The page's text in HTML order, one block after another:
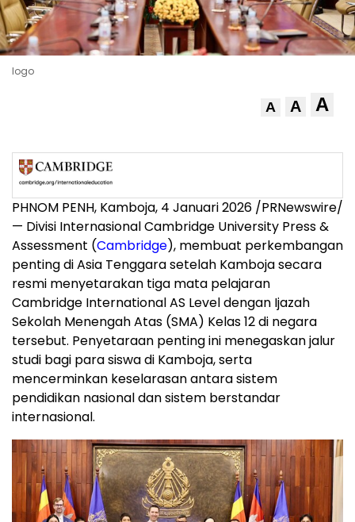
logo
A A A
PHNOM PENH, Kamboja, 4 Januari 2026 /PRNewswire/
— Divisi InternasionalCambridge University Press &
Assessment (Cambridge), membuat perkembangan
penting diAsia Tenggarasetelah Kamboja secara
resmi menyetarakan tiga mata pelajaran
Cambridge International AS Level dengan Ijazah
Sekolah Menengah Atas (SMA) Kelas 12 di negara
tersebut. Penyetaraan penting ini menegaskan jalur
studi bagi para siswa di Kamboja, serta
mencerminkan keselarasan antara sistem
pendidikan nasional dan sistem berstandar
internasional.